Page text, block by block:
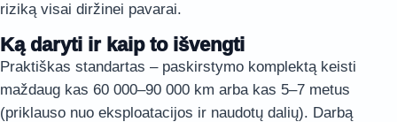
riziką visai diržinei pavarai.
Ką daryti ir kaip to išvengti
Praktiškas standartas – paskirstymo komplektą keisti
maždaug kas 60 000–90 000 km arba kas 5–7 metus
(priklauso nuo eksploatacijos ir naudotų dalių). Darbą